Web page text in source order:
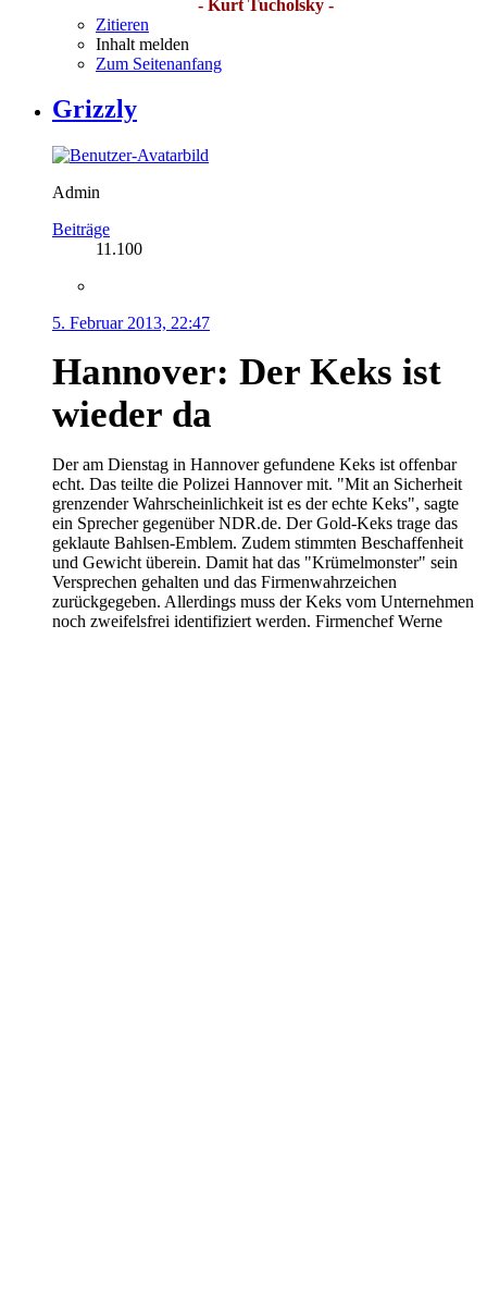
- Kurt Tucholsky -
Zitieren
Inhalt melden
Zum Seitenanfang
Grizzly
Admin
Beiträge
11.100
5. Februar 2013, 22:47
Hannover: Der Keks ist
wieder da
Der am Dienstag in Hannover gefundene Keks ist offenbar
echt. Das teilte die Polizei Hannover mit. "Mit an Sicherheit
grenzender Wahrscheinlichkeit ist es der echte Keks", sagte
ein Sprecher gegenüber NDR.de. Der Gold-Keks trage das
geklaute Bahlsen-Emblem. Zudem stimmten Beschaffenheit
und Gewicht überein. Damit hat das "Krümelmonster" sein
Versprechen gehalten und das Firmenwahrzeichen
zurückgegeben. Allerdings muss der Keks vom Unternehmen
noch zweifelsfrei identifiziert werden. Firmenchef Werne